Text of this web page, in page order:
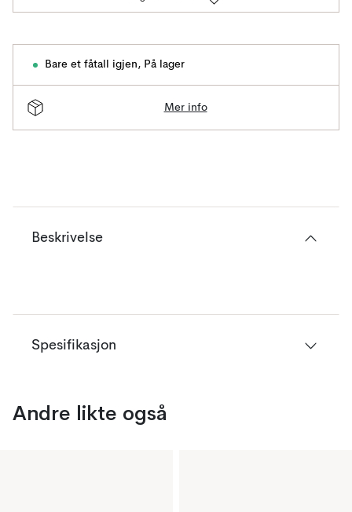
Bare et fåtall igjen, På lager
Mer info
Beskrivelse
Spesifikasjon
Andre likte også